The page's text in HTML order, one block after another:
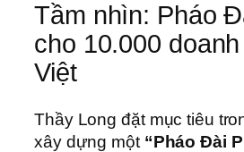
Tầm nhìn: Pháo
cho 10.000
Việt
Thầy Long đặt mục tiêu
xây dựng một “Pháo Đài